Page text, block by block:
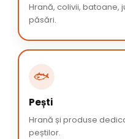
Hrană, colivii, batoane,
păsări.
🐟
Pești
Hrană și produse
peștilor.